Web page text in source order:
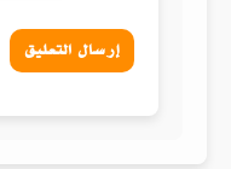
إرسال التعليق